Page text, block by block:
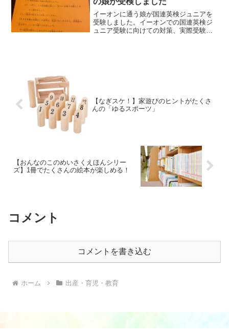
イーオンに通う娘が国連英検ジュニアを
受験しました。イーオンでの国連英検ジ
ュニア受験に向けての対策、実際受験し
【なぎスケ！】家遊びのヒントがたくさ
んの「ゆるスポーツ」
【おんなのこのめいさくえほんシリー
ズ】1冊でたくさんの絵本が楽しめる！
コメント
コメントを書き込む
ホーム 出産・育児・教育